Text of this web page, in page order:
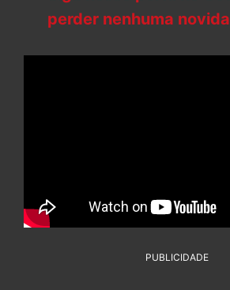
perder nenhuma
PUBLICIDADE